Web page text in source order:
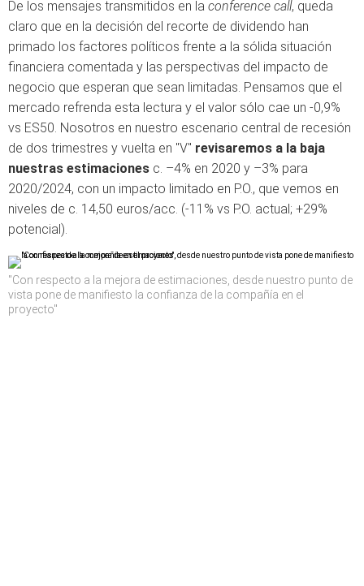
De los mensajes transmitidos en la conference call, queda
claro que en la decisión del recorte de dividendo han
primado los factores políticos frente a la sólida situación
financiera comentada y las perspectivas del impacto de
negocio que esperan que sean limitadas. Pensamos que el
mercado refrenda esta lectura y el valor sólo cae un -0,9%
vs ES50. Nosotros en nuestro escenario central de recesión
de dos trimestres y vuelta en "V" revisaremos a la baja
nuestras estimaciones c. –4% en 2020 y –3% para
2020/2024, con un impacto limitado en P.O., que vemos en
niveles de c. 14,50 euros/acc. (-11% vs P.O. actual; +29%
potencial).
"Con respecto a la mejora de estimaciones, desde nuestro punto de
vista pone de manifiesto la confianza de la compañía en el
proyecto"